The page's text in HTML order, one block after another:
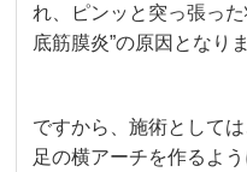
れ、ピンッと突っ張っ
底筋膜炎”の原因となりま
ですから、施術として
足の横アーチを作るよ